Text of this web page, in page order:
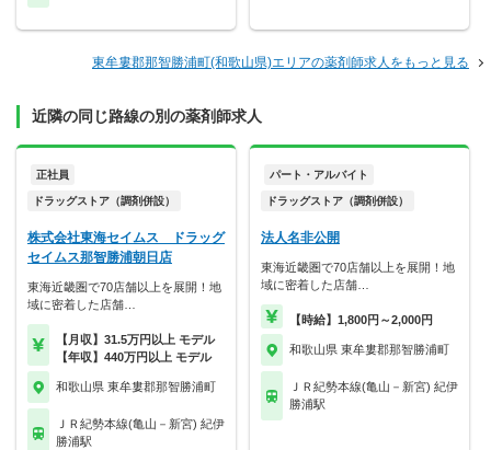
東牟婁郡那智勝浦町(和歌山県)エリアの薬剤師求人をもっと見る
近隣の同じ路線の別の薬剤師求人
正社員
ドラッグストア（調剤併設）
株式会社東海セイムス ドラッグ
セイムス那智勝浦朝日店
東海近畿圏で70店舗以上を展開！地
域に密着した店舗…
【月収】31.5万円以上 モデル
【年収】440万円以上 モデル
和歌山県 東牟婁郡那智勝浦町
ＪＲ紀勢本線(亀山－新宮) 紀伊
勝浦駅
パート・アルバイト
ドラッグストア（調剤併設）
法人名非公開
東海近畿圏で70店舗以上を展開！地
域に密着した店舗…
【時給】1,800円～2,000円
和歌山県 東牟婁郡那智勝浦町
ＪＲ紀勢本線(亀山－新宮) 紀伊
勝浦駅